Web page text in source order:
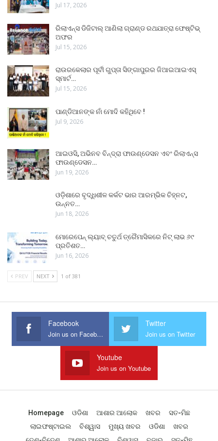
Jul 17, 2026
ରିଲାଏନ୍ସ ଡିଜିଟାଲ୍ ଆଣିଲା ଗ୍ରାଣ୍ଡ ରଥଯାତ୍ରା ଫେଷ୍ଟିଭ୍
ଅଫର
Jul 15, 2026
ରାଉରକେଲାର ପୂର୍ବୀ ଗୁପ୍ତା ସିଙ୍ଗାପୁରର ଜିଆଇଆଇଏସ୍
ସ୍ମାର୍ଟ…
Jul 15, 2026
ପାଣ୍ଡିଆନଙ୍କ ନାଁ ମୋଦି କହିଥିବେ !
Jul 9, 2026
ଆଇଓସି, ଅଭିନବ ବିନ୍ଦ୍ରା ଫାଉଣ୍ଡେସନ ଏବଂ ରିଲାଏନ୍ସ
ଫାଉଣ୍ଡେସନ…
Jun 19, 2026
ଓଡ଼ିଶାରେ ବୃଦ୍ଧିଶୀଳ କର୍କଟ ଭାର ଆରମ୍ଭିକ ଚିହ୍ନଟ,
ଉନ୍ନତ…
Jun 18, 2026
ମୋରେପେନ୍ ଲ୍ୟାବ୍ ଚତୁର୍ଥ ତ୍ରୈମାସିକରେ ନିଟ୍ ଲାଭ ୬୯
ପ୍ରତିଶତ…
Jun 16, 2026
PREV NEXT 1 of 381
Facebook
Join us on Facebook
Twitter
Join us on Twitter
Youtube
Join us on Youtube
Homepage ଓଡିଶା ଆଶାର ଆଲୋକ ଖବର
ସତ-ମିଛ
ଲାଇଫଷ୍ଟାଇଲ
ବିଶ୍ୱାସ ମୁଖ୍ୟ ଖବର ଓଡିଶା
ଖବର